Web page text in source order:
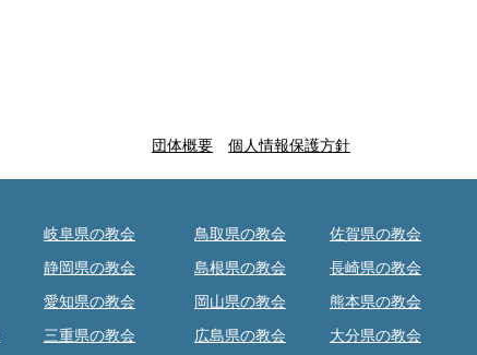
団体概要 個人情報保護方針
岐阜県の教会
静岡県の教会
愛知県の教会
三重県の教会
鳥取県の教会
島根県の教会
岡山県の教会
広島県の教会
佐賀県の教会
長崎県の教会
熊本県の教会
大分県の教会